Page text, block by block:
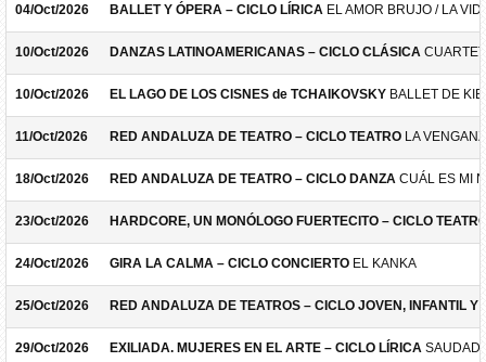
04/Oct/2026 BALLET Y ÓPERA – CICLO LÍRICA EL AMOR BRUJO / LA
10/Oct/2026 DANZAS LATINOAMERICANAS – CICLO CLÁSICA
10/Oct/2026 EL LAGO DE LOS CISNES de TCHAIKOVSKY BALLET DE
11/Oct/2026 RED ANDALUZA DE TEATRO – CICLO TEATRO LA
18/Oct/2026 RED ANDALUZA DE TEATRO – CICLO DANZA CUÁL ES MI
23/Oct/2026 HARDCORE, UN MONÓLOGO FUERTECITO – CICLO
24/Oct/2026 GIRA LA CALMA – CICLO CONCIERTO EL KANKA
25/Oct/2026 RED ANDALUZA DE TEATROS – CICLO JOVEN, INFANTIL Y
29/Oct/2026 EXILIADA. MUJERES EN EL ARTE – CICLO LÍRICA